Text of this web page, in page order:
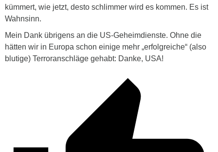
kümmert, wie jetzt, desto schlimmer wird es kommen. Es ist
Wahnsinn.
Mein Dank übrigens an die US-Geheimdienste. Ohne die
hätten wir in Europa schon einige mehr „erfolgreiche“ (also
blutige) Terroranschläge gehabt: Danke, USA!